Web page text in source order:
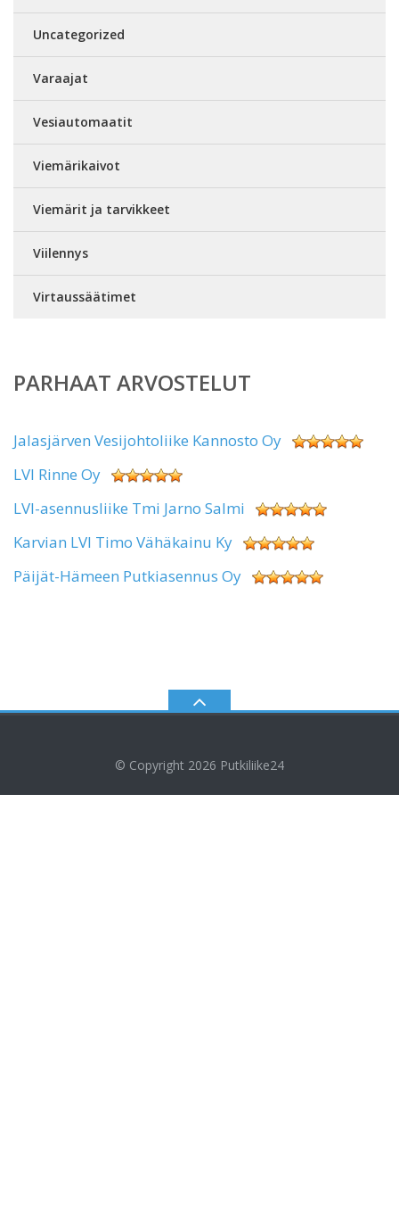
Uncategorized
Varaajat
Vesiautomaatit
Viemärikaivot
Viemärit ja tarvikkeet
Viilennys
Virtaussäätimet
PARHAAT ARVOSTELUT
Jalasjärven Vesijohtoliike Kannosto Oy
LVI Rinne Oy
LVI-asennusliike Tmi Jarno Salmi
Karvian LVI Timo Vähäkainu Ky
Päijät-Hämeen Putkiasennus Oy
© Copyright 2026 Putkiliike24